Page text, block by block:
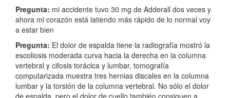
Pregunta: mi accidente tuvo 30 mg de Adderall dos veces y
ahora mi corazón está latiendo más rápido de lo normal voy
a estar bien
Pregunta: El dolor de espalda tiene la radiografía mostró la
escoliosis moderada curva hacia la derecha en la columna
vertebral y cifosis torácica y lumbar, tomografía
computarizada muestra tres hernias discales en la columna
lumbar y la torsión de la columna vertebral. No sólo el dolor
de espalda, pero el dolor de cuello también consiguen a